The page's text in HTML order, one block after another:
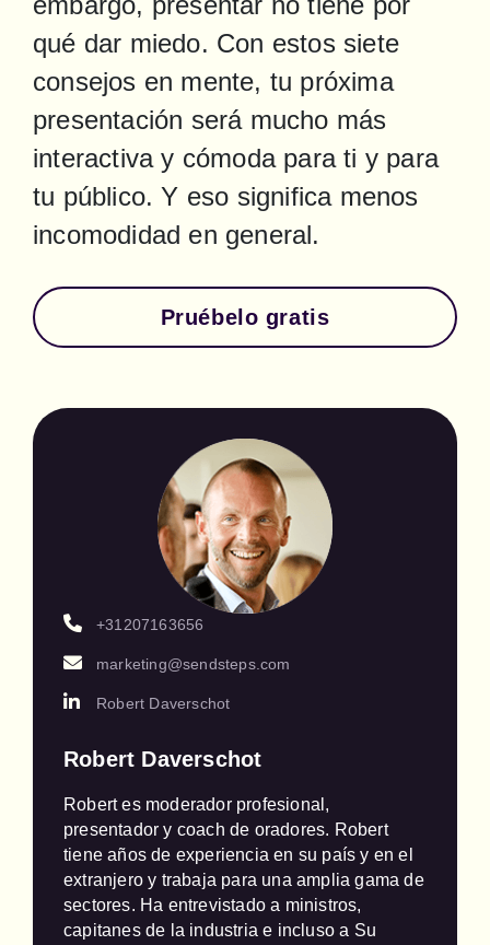
qué dar miedo. Con estos siete
consejos en mente, tu próxima
presentación será mucho más
interactiva y cómoda para ti y para
tu público. Y eso significa menos
incomodidad en general.
Pruébelo gratis
+31207163656
marketing@sendsteps.com
Robert Daverschot
Robert Daverschot
Robert es moderador profesional,
presentador y coach de oradores. Robert
tiene años de experiencia en su país y en el
extranjero y trabaja para una amplia gama de
sectores. Ha entrevistado a ministros,
capitanes de la industria e incluso a Su